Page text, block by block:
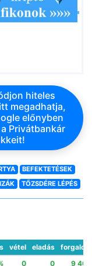
hiteles
megadhatja,
előnyben
Privátbankár
BEFEKTETÉSEK
TŐZSDÉRE LÉPÉS
vétel eladás
forgalom
0 0
9 469